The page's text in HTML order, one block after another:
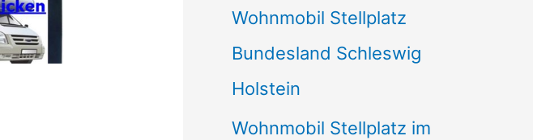
h
:
Wohnmobil Stellplatz
Bundesland Schleswig
Holstein
Wohnmobil Stellplatz im